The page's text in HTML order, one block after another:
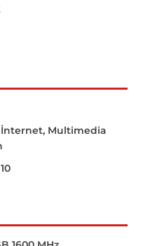
İnternet, Multimedia